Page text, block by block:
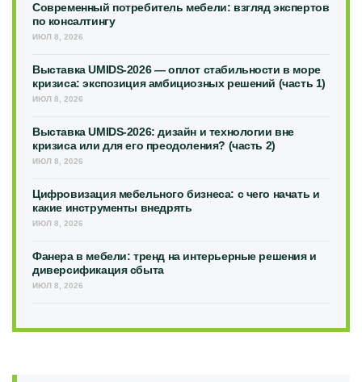
Современный потребитель мебели: взгляд экспертов
по консалтингу
ИЮЛ 8, 2026
Выставка UMIDS-2026 — оплот стабильности в море
кризиса: экспозиция амбициозных решений (часть 1)
ИЮЛ 8, 2026
Выставка UMIDS-2026: дизайн и технологии вне
кризиса или для его преодоления? (часть 2)
ИЮЛ 8, 2026
Цифровизация мебельного бизнеса: с чего начать и
какие инструменты внедрять
ИЮЛ 8, 2026
Фанера в мебели: тренд на интерьерные решения и
диверсификация сбыта
ИЮЛ 8, 2026